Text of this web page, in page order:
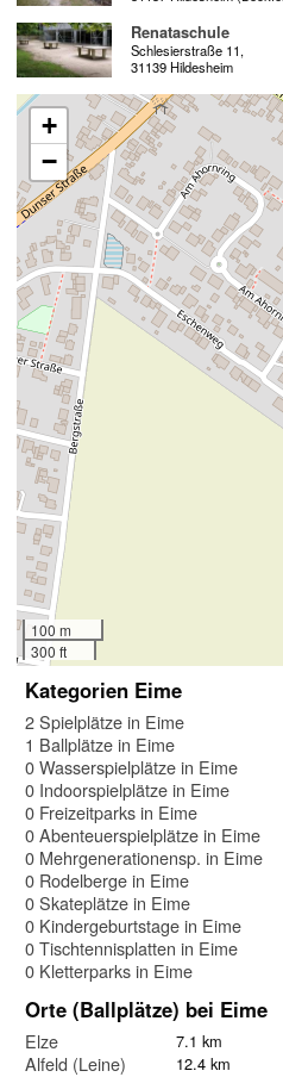
Renataschule
Schlesierstraße 11,
31139 Hildesheim
+
−
100 m
300 ft
Kategorien Eime
2 Spielplätze in Eime
1 Ballplätze in Eime
0 Wasserspielplätze in Eime
0 Indoorspielplätze in Eime
0 Freizeitparks in Eime
0 Abenteuerspielplätze in Eime
0 Mehrgenerationensp. in Eime
0 Rodelberge in Eime
0 Skateplätze in Eime
0 Kindergeburtstage in Eime
0 Tischtennisplatten in Eime
0 Kletterparks in Eime
Orte (Ballplätze) bei Eime
Elze 7.1 km
Alfeld (Leine) 12.4 km